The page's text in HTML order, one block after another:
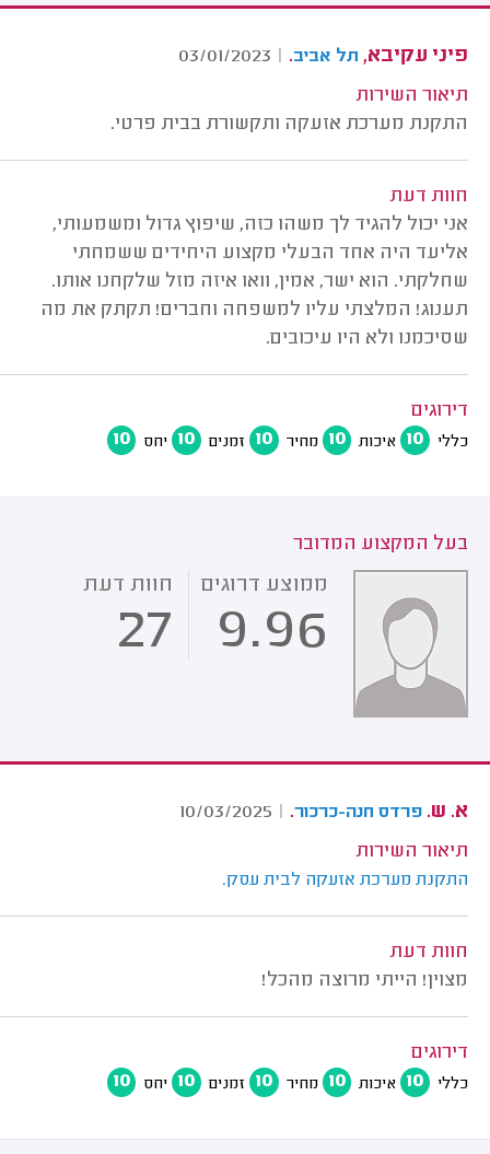
פיני עקיבא, תל אביב.
|
03/01/2023
תיאור השירות
התקנת מערכת אזעקה ותקשורת בבית פרטי.
חוות דעת
אני יכול להגיד לך משהו כזה, שיפוץ גדול ומשמעותי,
אליעד היה אחד הבעלי מקצוע היחידים ששמחתי
שחלקתי. הוא ישר, אמין, וואו איזה מזל שלקחנו אותו.
תענוג! המלצתי עליו למשפחה וחברים! תקתק את מה
שסיכמנו ולא היו עיכובים.
דירוגים
כללי 10 איכות 10 מחיר 10 זמנים 10 יחס 10
בעל המקצוע המדובר
ממוצע דרוגים
9.96
חוות דעת
27
א. ש. פרדס חנה-כרכור.
|
10/03/2025
תיאור השירות
התקנת מערכת אזעקה לבית עסק.
חוות דעת
מצוין! הייתי מרוצה מהכל!
דירוגים
כללי 10 איכות 10 מחיר 10 זמנים 10 יחס 10